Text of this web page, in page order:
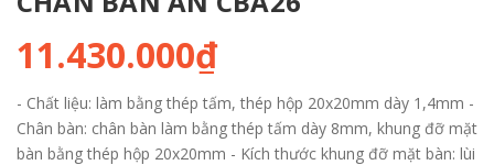
11.430.000₫
- Chất liệu: làm bằng thép tấm, thép hộp 20x20mm dày 1,4mm -
Chân bàn: chân bàn làm bằng thép tấm dày 8mm, khung đỡ mặt
bàn bằng thép hộp 20x20mm - Kích thước khung đỡ mặt bàn: lùi